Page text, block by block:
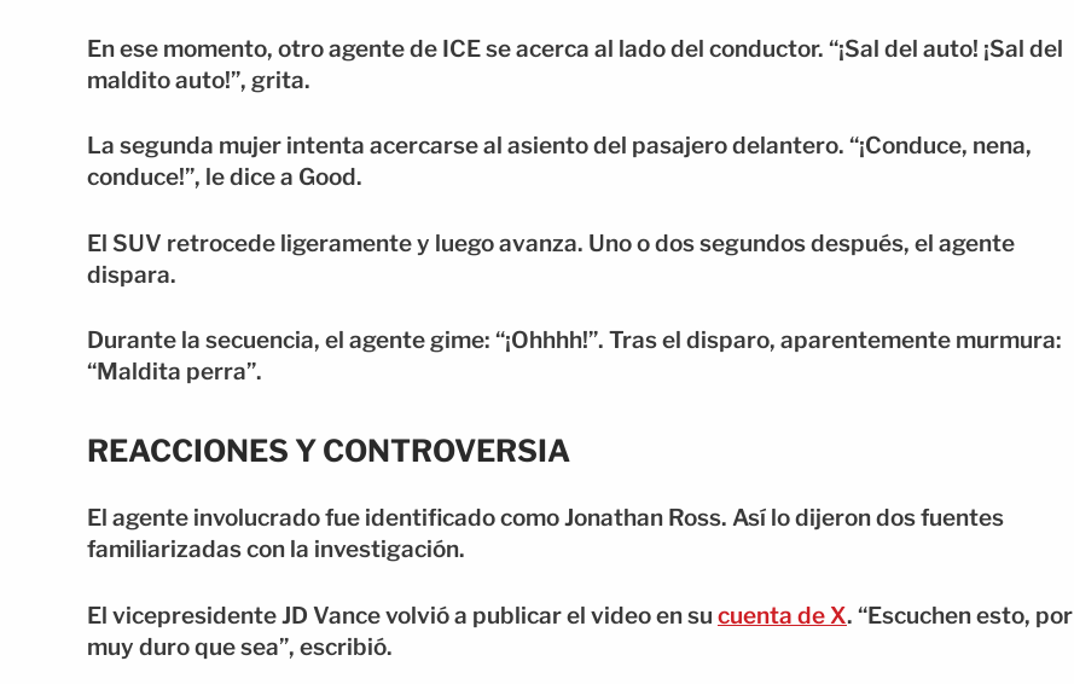
En ese momento, otro agente de ICE se acerca al lado del conductor. “¡Sal del auto! ¡Sal del
maldito auto!”, grita.
La segunda mujer intenta acercarse al asiento del pasajero delantero. “¡Conduce, nena,
conduce!”, le dice a Good.
El SUV retrocede ligeramente y luego avanza. Uno o dos segundos después, el agente
dispara.
Durante la secuencia, el agente gime: “¡Ohhhh!”. Tras el disparo, aparentemente murmura:
“Maldita perra”.
REACCIONES Y CONTROVERSIA
El agente involucrado fue identificado como Jonathan Ross. Así lo dijeron dos fuentes
familiarizadas con la investigación.
El vicepresidente JD Vance volvió a publicar el video en su cuenta de X. “Escuchen esto, por
muy duro que sea”, escribió.